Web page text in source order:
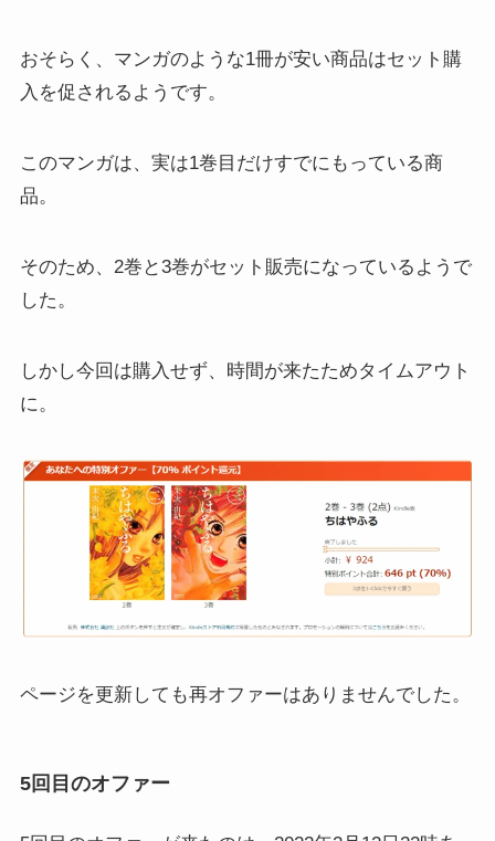
おそらく、マンガのような1冊が安い商品はセット購
入を促されるようです。
このマンガは、実は1巻目だけすでにもっている商
品。
そのため、2巻と3巻がセット販売になっているようで
した。
しかし今回は購入せず、時間が来たためタイムアウト
に。
ページを更新しても再オファーはありませんでした。
5回目のオファー